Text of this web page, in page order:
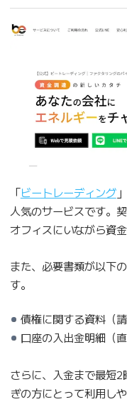
「ビートレーディング
人気のサービスです。
オフィスにいながら資
また、必要書類が以下
す。
債権に関する資料（
口座の入出金明細（
さらに、入金まで最短
ぎの方にとって利用し